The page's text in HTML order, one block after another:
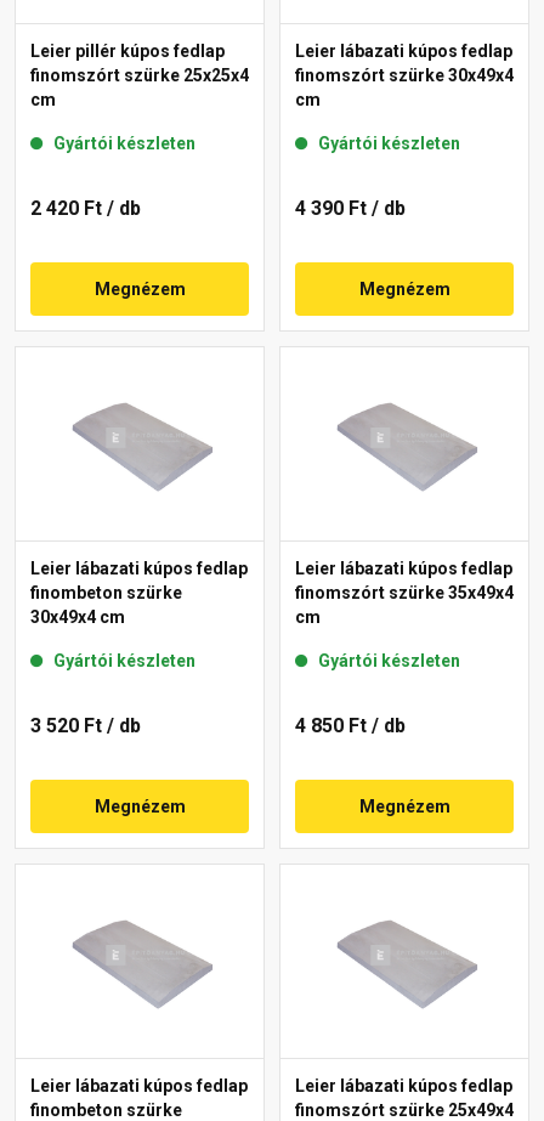
Leier pillér kúpos fedlap
finomszórt szürke 25x25x4
cm
Gyártói készleten
2 420 Ft / db
Megnézem
Leier lábazati kúpos fedlap
finomszórt szürke 30x49x4
cm
Gyártói készleten
4 390 Ft / db
Megnézem
Leier lábazati kúpos fedlap
finombeton szürke
30x49x4 cm
Gyártói készleten
3 520 Ft / db
Megnézem
Leier lábazati kúpos fedlap
finomszórt szürke 35x49x4
cm
Gyártói készleten
4 850 Ft / db
Megnézem
Leier lábazati kúpos fedlap
finombeton szürke
Leier lábazati kúpos fedlap
finomszórt szürke 25x49x4